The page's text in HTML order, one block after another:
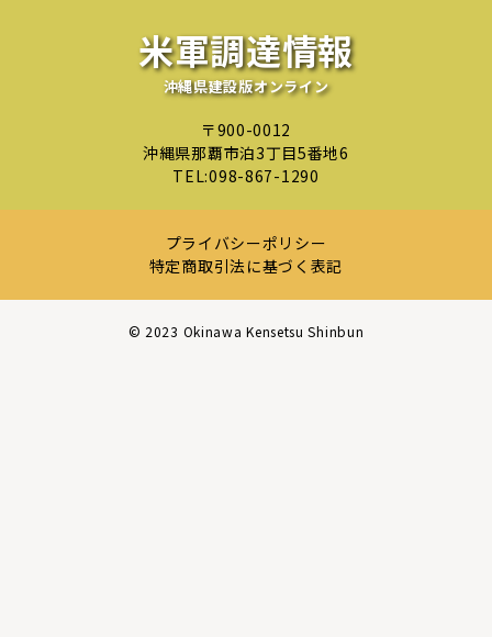
米軍調達情報
沖縄県建設版オンライン
〒900-0012
沖縄県那覇市泊3丁目5番地6
TEL:098-867-1290
プライバシーポリシー
特定商取引法に基づく表記
©︎ 2023 Okinawa Kensetsu Shinbun